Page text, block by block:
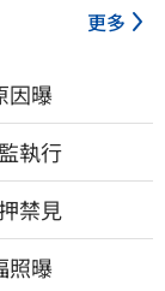
更多
因曝
執行
禁見
照曝